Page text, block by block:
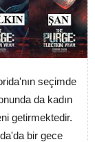
seçimde
da kadın
getirmektedir.
bir gece